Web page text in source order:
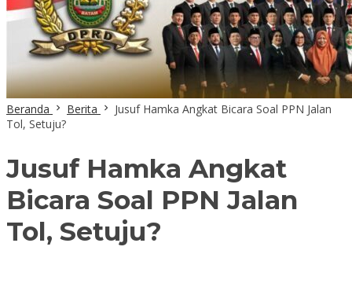
Beranda Berita
Jusuf Hamka Angkat Bicara Soal PPN Jalan
Tol, Setuju?
Jusuf Hamka Angkat
Bicara Soal PPN Jalan
Tol, Setuju?